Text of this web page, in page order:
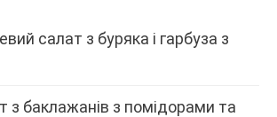
салат з буряка і гарбуза з
з баклажанів з помідорами та